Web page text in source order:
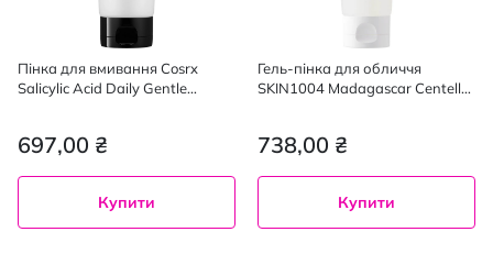
Пінка для вмивання Cosrx
Salicylic Acid Daily Gentle
697,00 ₴
Купити
Гель-пінка для обличчя
SKIN1004 Madagascar Centella
738,00 ₴
Купити